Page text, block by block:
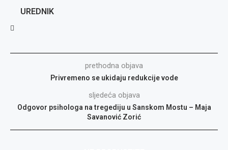
UREDNIK
prethodna objava
Privremeno se ukidaju redukcije vode
sljedeća objava
Odgovor psihologa na tregediju u Sanskom Mostu – Maja
Savanović Zorić